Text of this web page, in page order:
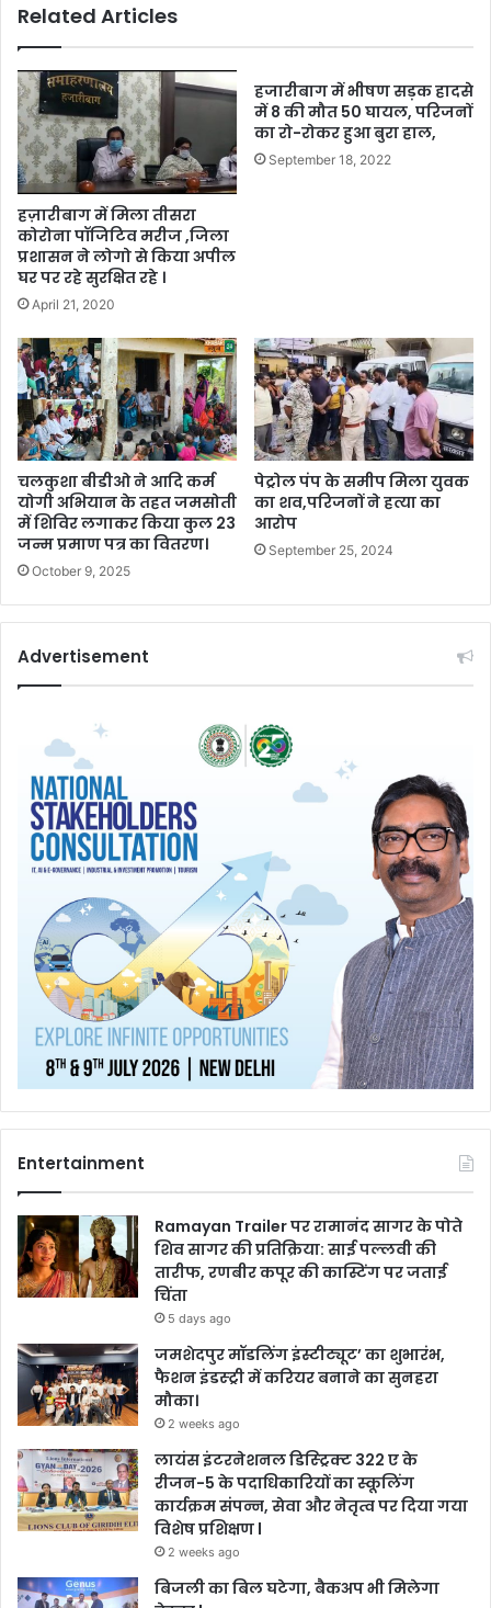
Related Articles
हज़ारीबाग में मिला तीसरा
कोरोना पॉजिटिव मरीज ,जिला
प्रशासन ने लोगो से किया अपील
घर पर रहे सुरक्षित रहे ।
April 21, 2020
हजारीबाग में भीषण सड़क हादसे
में 8 की मौत 50 घायल, परिजनों
का रो-रोकर हुआ बुरा हाल,
September 18, 2022
चलकुशा बीडीओ ने आदि कर्म
योगी अभियान के तहत जमसोती
में शिविर लगाकर किया कुल 23
जन्म प्रमाण पत्र का वितरण।
October 9, 2025
पेट्रोल पंप के समीप मिला युवक
का शव,परिजनों ने हत्या का
आरोप
September 25, 2024
Advertisement
Entertainment
Ramayan Trailer पर रामानंद सागर के पोते
शिव सागर की प्रतिक्रिया: साई पल्लवी की
तारीफ, रणबीर कपूर की कास्टिंग पर जताई
चिंता
5 days ago
जमशेदपुर मॉडलिंग इंस्टीट्यूट’ का शुभारंभ,
फैशन इंडस्ट्री में करियर बनाने का सुनहरा
मौका।
2 weeks ago
लायंस इंटरनेशनल डिस्ट्रिक्ट 322 ए के
रीजन-5 के पदाधिकारियों का स्कूलिंग
कार्यक्रम संपन्न, सेवा और नेतृत्व पर दिया गया
विशेष प्रशिक्षण l
2 weeks ago
बिजली का बिल घटेगा, बैकअप भी मिलेगा